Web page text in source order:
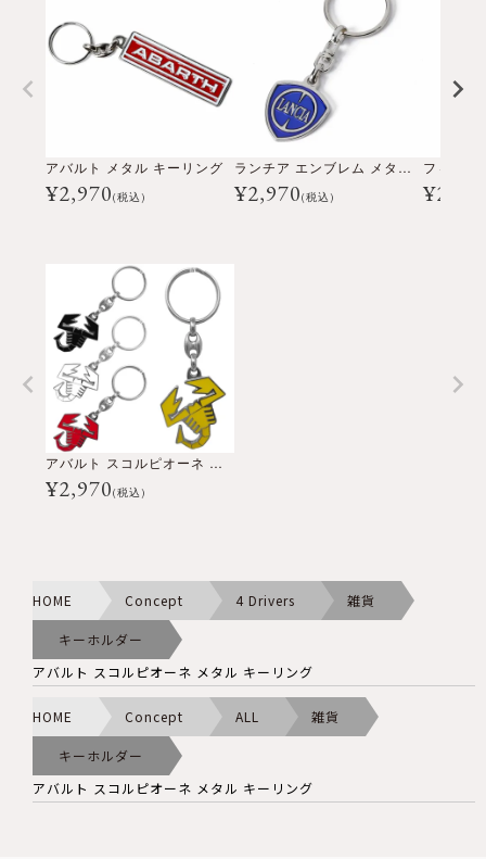
アバルト メタル キーリング
¥2,970(税込)
ランチア エンブレム メタル キーリング
¥2,970(税込) ¥
アバルト スコルピオーネ メタル キーリング
¥2,970(税込)
HOME Concept 4 Drivers 雑貨
キーホルダー
アバルト スコルピオーネ メタル キーリング
HOME Concept ALL 雑貨
キーホルダー
アバルト スコルピオーネ メタル キーリング